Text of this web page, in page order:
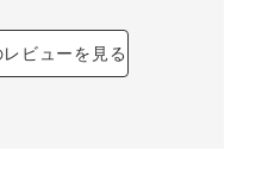
ビューを見る